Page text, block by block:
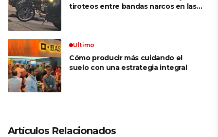
tiroteos entre bandas narcos en las
Ultimo
Cómo producir más cuidando el
suelo con una estrategia integral
Artículos Relacionados